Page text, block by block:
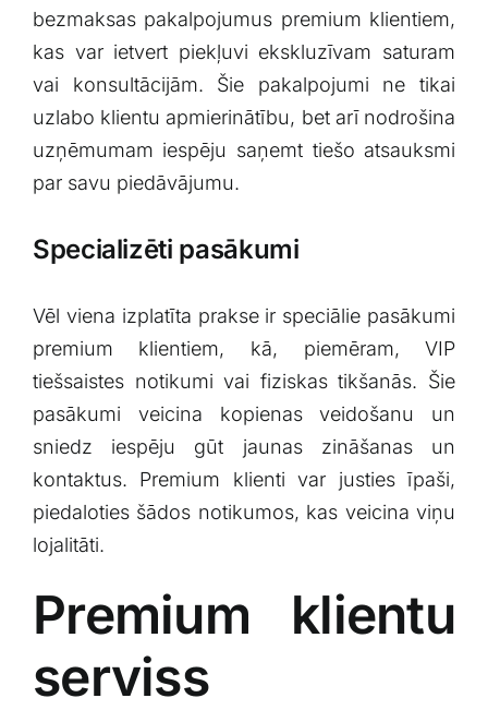
bezmaksas pakalpojumus ‌premium‌ klientiem,
kas var ietvert piekļuvi ekskluzīvam saturam
vai konsultācijām. Šie ‌pakalpojumi‌ ne tikai
uzlabo klientu apmierinātību, bet arī nodrošina
uzņēmumam iespēju ‍saņemt tiešo atsauksmi
par ‍savu piedāvājumu.
Specializēti pasākumi
Vēl ‍viena izplatīta⁤ prakse ir speciālie ⁢pasākumi
premium klientiem, kā,⁤ piemēram, VIP
tiešsaistes notikumi vai fiziskas tikšanās.​ Šie
‌pasākumi veicina kopienas ‌veidošanu ⁤un‍
sniedz⁣ iespēju ‌gūt jaunas⁣ zināšanas un
kontaktus. Premium klienti var justies īpaši,
piedaloties šādos notikumos, kas veicina viņu⁢
lojalitāti.
Premium‌ klientu
serviss